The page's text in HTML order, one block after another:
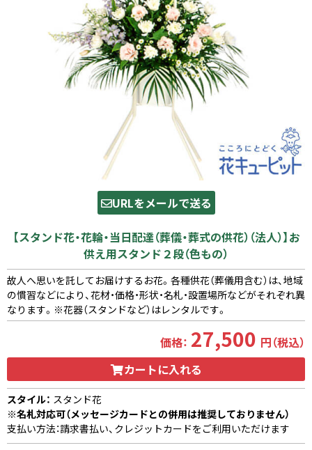
URLをメールで送る
【スタンド花・花輪・当日配達（葬儀・葬式の供花）（法人）】お
供え用スタンド２段（色もの）
故人へ思いを託してお届けするお花。各種供花（葬儀用含む）は、地域
の慣習などにより、花材・価格・形状・名札・設置場所などがそれぞれ異
なります。※花器（スタンドなど）はレンタルです。
価格： 27,500 円（税込）
カートに入れる
スタイル： スタンド花
※名札対応可（メッセージカードとの併用は推奨しておりません）
支払い方法：請求書払い、クレジットカードをご利用いただけます